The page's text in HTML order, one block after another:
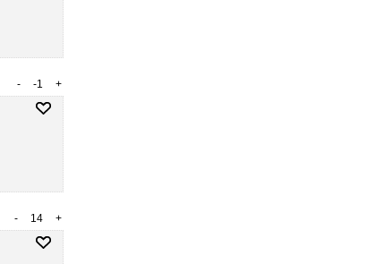
+
-1
-
+
14
-